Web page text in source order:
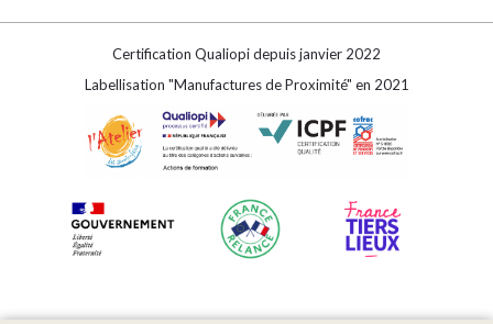
Certification Qualiopi depuis janvier 2022
Labellisation "Manufactures de Proximité" en 2021